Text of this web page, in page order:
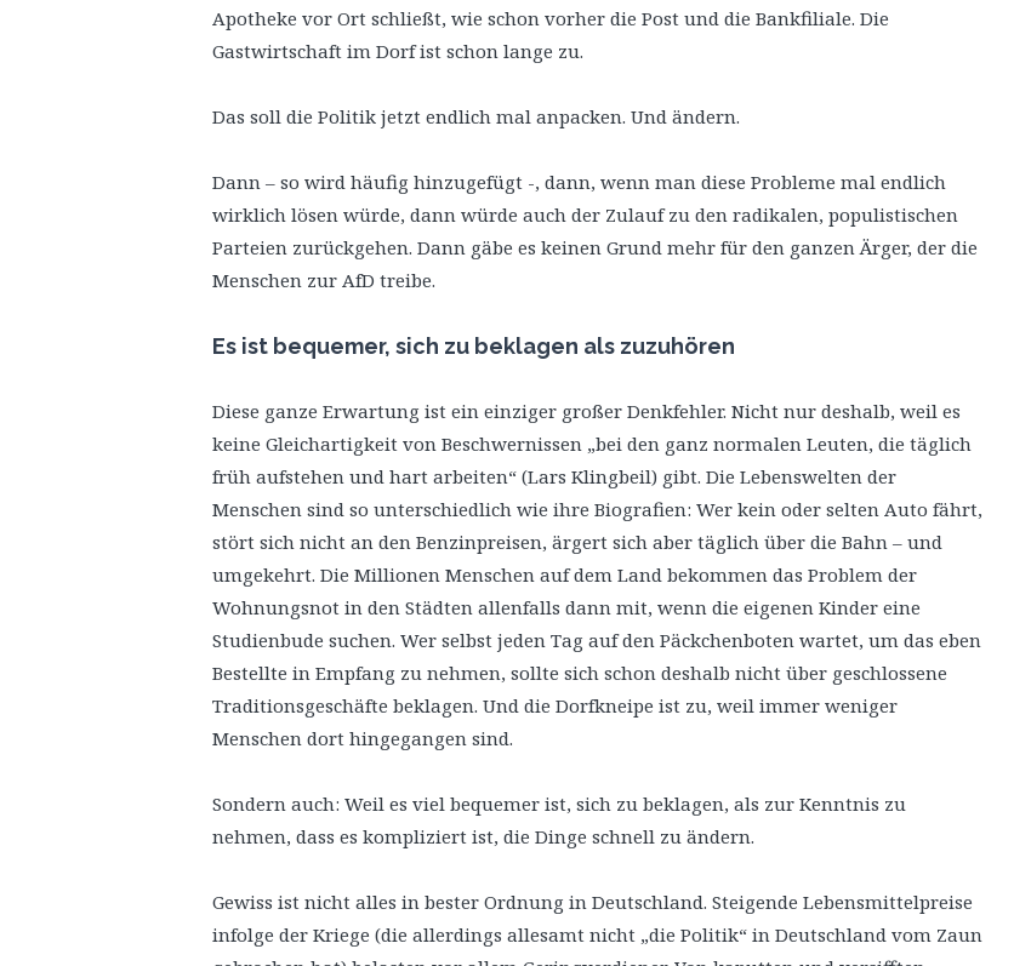
Apotheke vor Ort schließt, wie schon vorher die Post und die Bankfiliale. Die
Gastwirtschaft im Dorf ist schon lange zu.
Das soll die Politik jetzt endlich mal anpacken. Und ändern.
Dann – so wird häufig hinzugefügt -, dann, wenn man diese Probleme mal endlich
wirklich lösen würde, dann würde auch der Zulauf zu den radikalen, populistischen
Parteien zurückgehen. Dann gäbe es keinen Grund mehr für den ganzen Ärger, der die
Menschen zur AfD treibe.
Es ist bequemer, sich zu beklagen als zuzuhören
Diese ganze Erwartung ist ein einziger großer Denkfehler. Nicht nur deshalb, weil es
keine Gleichartigkeit von Beschwernissen „bei den ganz normalen Leuten, die täglich
früh aufstehen und hart arbeiten“ (Lars Klingbeil) gibt. Die Lebenswelten der
Menschen sind so unterschiedlich wie ihre Biografien: Wer kein oder selten Auto fährt,
stört sich nicht an den Benzinpreisen, ärgert sich aber täglich über die Bahn – und
umgekehrt. Die Millionen Menschen auf dem Land bekommen das Problem der
Wohnungsnot in den Städten allenfalls dann mit, wenn die eigenen Kinder eine
Studienbude suchen. Wer selbst jeden Tag auf den Päckchenboten wartet, um das eben
Bestellte in Empfang zu nehmen, sollte sich schon deshalb nicht über geschlossene
Traditionsgeschäfte beklagen. Und die Dorfkneipe ist zu, weil immer weniger
Menschen dort hingegangen sind.
Sondern auch: Weil es viel bequemer ist, sich zu beklagen, als zur Kenntnis zu
nehmen, dass es kompliziert ist, die Dinge schnell zu ändern.
Gewiss ist nicht alles in bester Ordnung in Deutschland. Steigende Lebensmittelpreise
infolge der Kriege (die allerdings allesamt nicht „die Politik“ in Deutschland vom Zaun